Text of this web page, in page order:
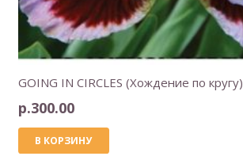
GOING IN CIRCLES (Хождение по кругу)
р.300.00
В КОРЗИНУ